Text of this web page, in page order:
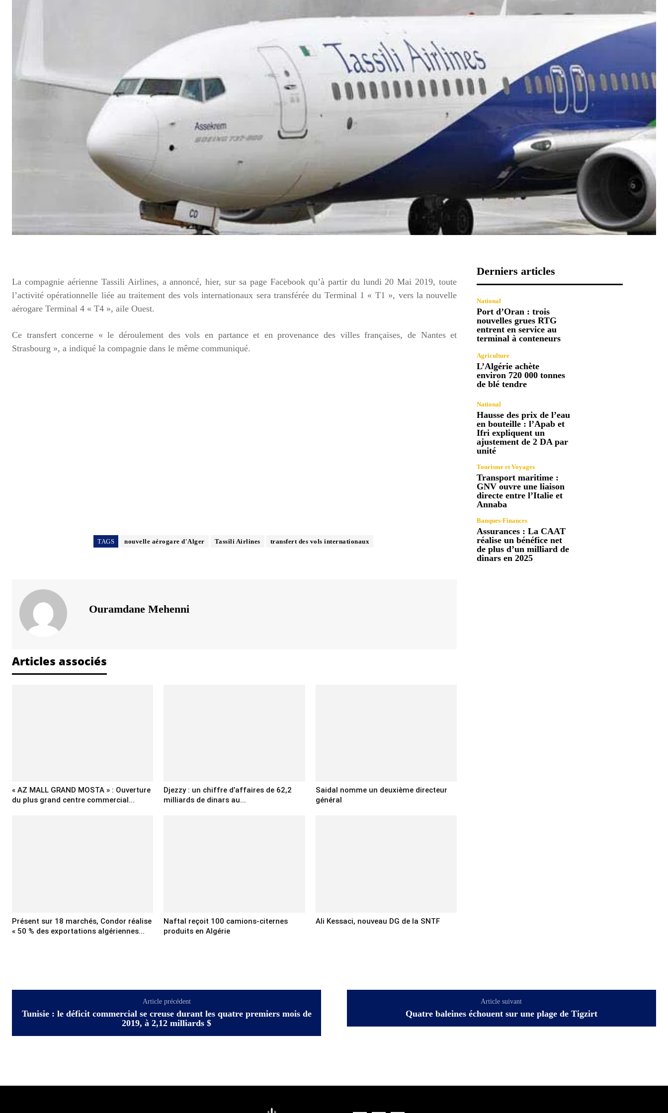
La compagnie aérienne Tassili Airlines, a annoncé, hier, sur sa page Facebook qu’à partir du lundi 20 Mai 2019, toute
l’activité opérationnelle liée au traitement des vols internationaux sera transférée du Terminal 1 « T1 », vers la nouvelle
aérogare Terminal 4 « T4 », aile Ouest.
Ce transfert concerne « le déroulement des vols en partance et en provenance des villes françaises, de Nantes et
Strasbourg », a indiqué la compagnie dans le même communiqué.
TAGS nouvelle aérogare d'Alger Tassili Airlines transfert des vols internationaux
Ouramdane Mehenni
Articles associés
« AZ MALL GRAND MOSTA » : Ouverture
du plus grand centre commercial...
Djezzy : un chiffre d’affaires de 62,2
milliards de dinars au...
Saidal nomme un deuxième directeur
général
Présent sur 18 marchés, Condor réalise
« 50 % des exportations algériennes...
Naftal reçoit 100 camions-citernes
produits en Algérie
Ali Kessaci, nouveau DG de la SNTF
Derniers articles
National
Port d’Oran : trois
nouvelles grues RTG
entrent en service au
terminal à conteneurs
Agriculture
L’Algérie achète
environ 720 000 tonnes
de blé tendre
National
Hausse des prix de l’eau
en bouteille : l’Apab et
Ifri expliquent un
ajustement de 2 DA par
unité
Tourisme et Voyages
Transport maritime :
GNV ouvre une liaison
directe entre l’Italie et
Annaba
Banques-Finances
Assurances : La CAAT
réalise un bénéfice net
de plus d’un milliard de
dinars en 2025
Article précédent
Tunisie : le déficit commercial se creuse durant les quatre premiers mois de
2019, à 2,12 milliards $
Article suivant
Quatre baleines échouent sur une plage de Tigzirt